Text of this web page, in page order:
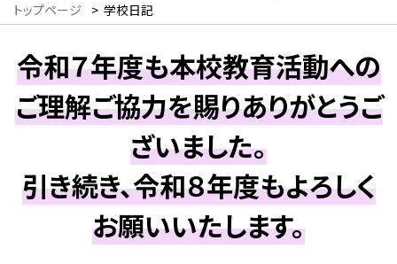
トップページ > 学校日記
令和７年度も本校教育活動への
ご理解ご協力を賜りありがとうご
ざいました。
引き続き、令和８年度もよろしく
お願いいたします。